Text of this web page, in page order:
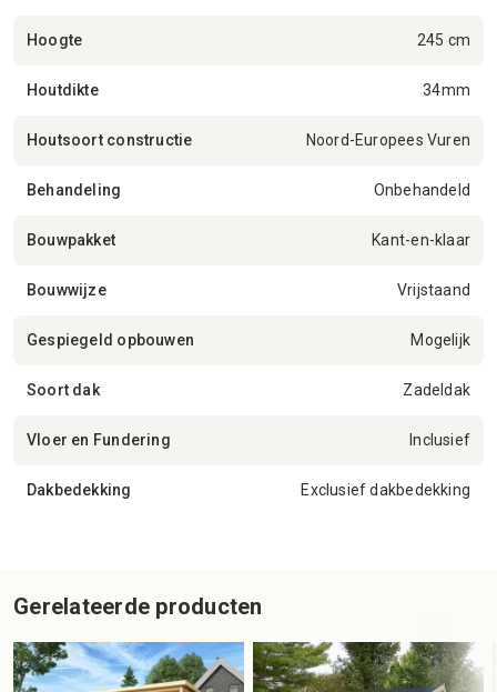
Hoogte 245 cm
Houtdikte 34mm
Houtsoort constructie Noord-Europees Vuren
Behandeling Onbehandeld
Bouwpakket Kant-en-klaar
Bouwwijze Vrijstaand
Gespiegeld opbouwen Mogelijk
Soort dak Zadeldak
Vloer en Fundering Inclusief
Dakbedekking Exclusief dakbedekking
Gerelateerde producten